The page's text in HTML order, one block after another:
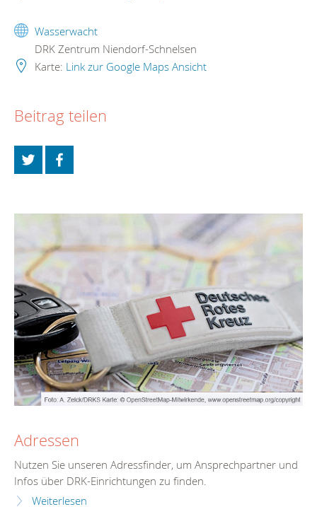
Wasserwacht
DRK Zentrum Niendorf-Schnelsen
Karte: Link zur Google Maps Ansicht
Beitrag teilen
Adressen
Nutzen Sie unseren Adressfinder, um Ansprechpartner und
Infos über DRK-Einrichtungen zu finden.
Weiterlesen